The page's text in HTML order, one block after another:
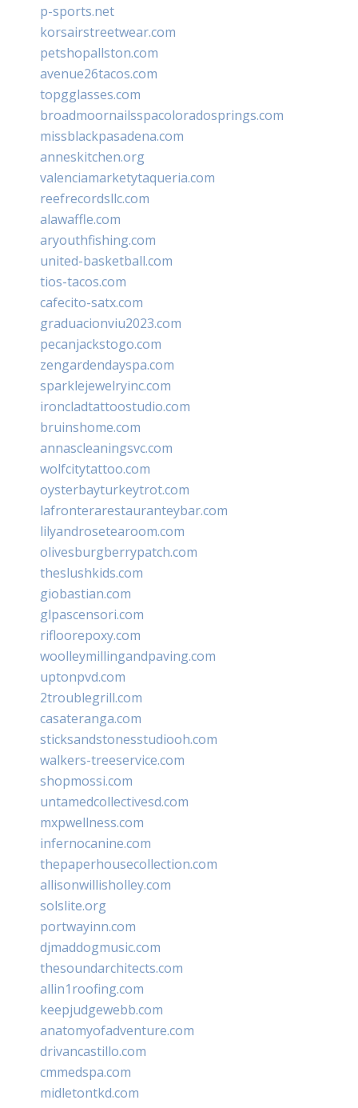
p-sports.net
korsairstreetwear.com
petshopallston.com
avenue26tacos.com
topgglasses.com
broadmoornailsspacoloradosprings.com
missblackpasadena.com
anneskitchen.org
valenciamarketytaqueria.com
reefrecordsllc.com
alawaffle.com
aryouthfishing.com
united-basketball.com
tios-tacos.com
cafecito-satx.com
graduacionviu2023.com
pecanjackstogo.com
zengardendayspa.com
sparklejewelryinc.com
ironcladtattoostudio.com
bruinshome.com
annascleaningsvc.com
wolfcitytattoo.com
oysterbayturkeytrot.com
lafronterarestauranteybar.com
lilyandrosetearoom.com
olivesburgberrypatch.com
theslushkids.com
giobastian.com
glpascensori.com
rifloorepoxy.com
woolleymillingandpaving.com
uptonpvd.com
2troublegrill.com
casateranga.com
sticksandstonesstudiooh.com
walkers-treeservice.com
shopmossi.com
untamedcollectivesd.com
mxpwellness.com
infernocanine.com
thepaperhousecollection.com
allisonwillisholley.com
solslite.org
portwayinn.com
djmaddogmusic.com
thesoundarchitects.com
allin1roofing.com
keepjudgewebb.com
anatomyofadventure.com
drivancastillo.com
cmmedspa.com
midletontkd.com